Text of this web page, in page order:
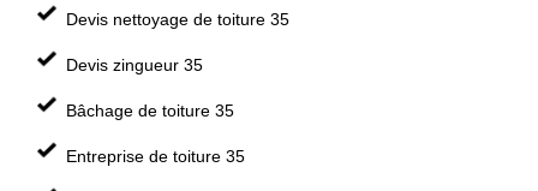
Devis nettoyage de toiture 35
Devis zingueur 35
Bâchage de toiture 35
Entreprise de toiture 35